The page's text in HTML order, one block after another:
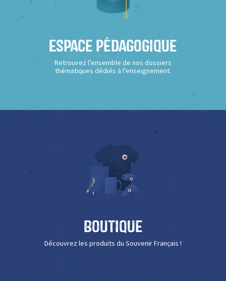
Espace Pédagogique
Retrouvez l’ensemble de nos dossiers
thématiques dédiés à l’enseignement.
Boutique
Découvrez les produits du Souvenir Français !